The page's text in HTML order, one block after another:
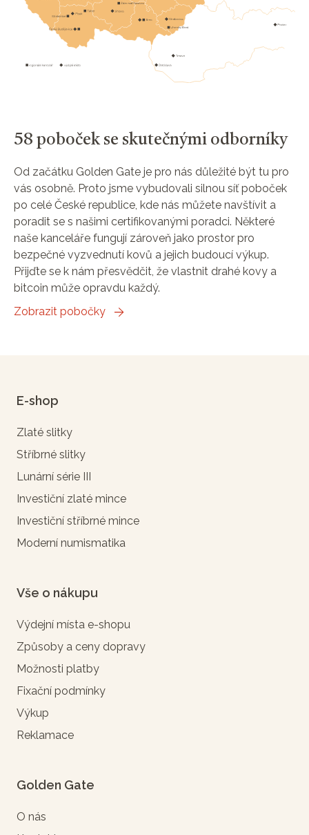
58 poboček se skutečnými odborníky
Od začátku Golden Gate je pro nás důležité být tu pro
vás osobně. Proto jsme vybudovali silnou síť poboček
po celé České republice, kde nás můžete navštívit a
poradit se s našimi certifikovanými poradci. Některé
naše kanceláře fungují zároveň jako prostor pro
bezpečné vyzvednutí kovů a jejich budoucí výkup.
Přijďte se k nám přesvědčit, že vlastnit drahé kovy a
bitcoin může opravdu každý.
Zobrazit pobočky
E-shop
Zlaté slitky
Stříbrné slitky
Lunární série III
Investiční zlaté mince
Investiční stříbrné mince
Moderní numismatika
Vše o nákupu
Výdejní místa e-shopu
Způsoby a ceny dopravy
Možnosti platby
Fixační podmínky
Výkup
Reklamace
Golden Gate
O nás